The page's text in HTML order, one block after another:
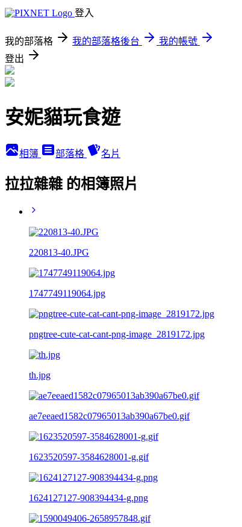
登入
我的部落格 我的部落格後台
我的帳號
登出
安妮貓玩食遊
相簿 部落格 名片
拉拉雜雜 的相簿照片
220813-40.JPG
1747749119064.jpg
pngtree-cute-cat-cant-png-image_2819172.jpg
th.jpg
ae7eeaed1582c07965013ab390a67be0.gif
1623520597-3584628001-g.gif
1624127127-908394434-g.png